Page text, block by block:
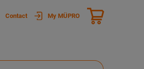
Contact My MÜPRO